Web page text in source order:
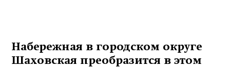
Набережная в городском округе
Шаховская преобразится в этом